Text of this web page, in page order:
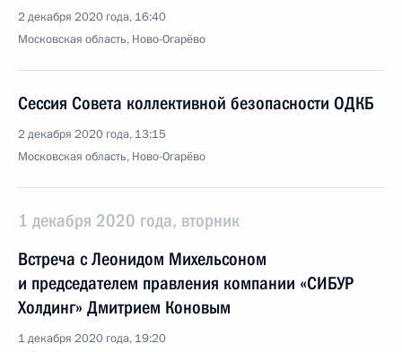
2 декабря 2020 года, 16:40
Московская область, Ново-Огарёво
Сессия Совета коллективной безопасности ОДКБ
2 декабря 2020 года, 13:15
Московская область, Ново-Огарёво
1 декабря 2020 года, вторник
Встреча с Леонидом Михельсоном
и председателем правления компании «СИБУР
Холдинг» Дмитрием Коновым
1 декабря 2020 года, 19:20